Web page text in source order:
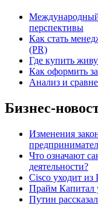
Международный
перспективы
Как стать
(PR)
Где купить
Как оформить
Анализ и
Бизнес-
Изменения
Что означают
деятельности?
Cisco уходит из
Прайм Капитал
Путин